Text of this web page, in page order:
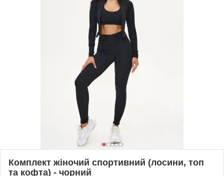
Комплект жіночий спортивний (лосини, топ
та кофта) - чорний